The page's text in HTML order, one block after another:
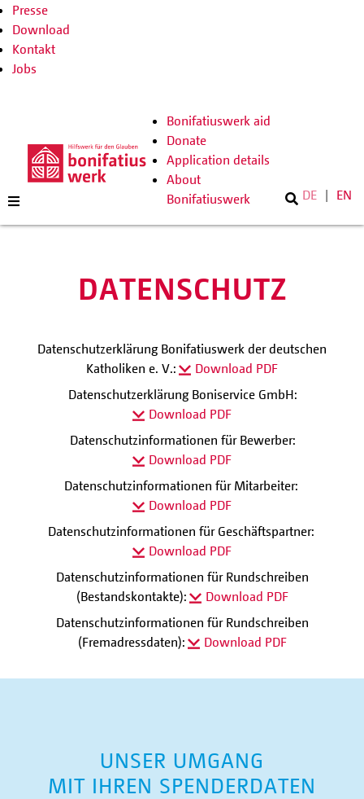
Presse
Download
Kontakt
Jobs
Bonifatiuswerk aid
Donate
Application details
About
Bonifatiuswerk
DE EN
DATENSCHUTZ
Datenschutzerklärung Bonifatiuswerk der deutschen
Katholiken e. V.:
Download PDF
Datenschutzerklärung Boniservice GmbH:
Download PDF
Datenschutzinformationen für Bewerber:
Download PDF
Datenschutzinformationen für Mitarbeiter:
Download PDF
Datenschutzinformationen für Geschäftspartner:
Download PDF
Datenschutzinformationen für Rundschreiben
(Bestandskontakte):
Download PDF
Datenschutzinformationen für Rundschreiben
(Fremadressdaten):
Download PDF
UNSER UMGANG
MIT IHREN SPENDERDATEN